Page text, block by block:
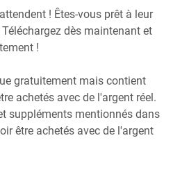
! Êtes-vous prêt à leur
dès maintenant et
!
gratuitement mais contient
achetés avec de l'argent réel.
suppléments mentionnés dans
être achetés avec de l'argent